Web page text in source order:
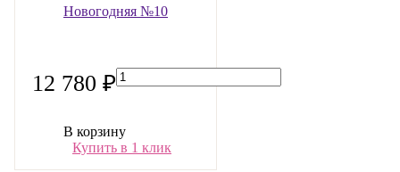
Новогодняя №10
12 780 ₽
В корзину
Купить в 1 клик